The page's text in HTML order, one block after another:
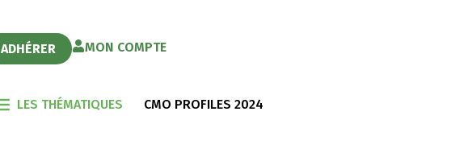
ADHÉRER MON COMPTE
LES THÉMATIQUES CMO PROFILES 2024